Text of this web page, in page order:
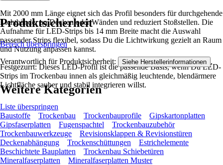
Mit 2000 mm Länge eignet sich das Profil besonders für durchgehende
Lichtbänder an Decken oder Wänden und reduziert Stoßstellen. Die
Aufnahme für LED-Strips bis 14 mm Breite macht die Auswahl
passender Strips flexibel, sodass Du die Lichtwirkung gezielt an Raum
und Nutzung anpassen kannst.
Festgezurrt: Dieses LED-Profil ist die passende Basis, wenn Du LED-
Strips im Trockenbau innen als gleichmäßig leuchtende, blendärmere
Lichtfläche sauber und stabil integrieren willst.
Produktsicherheit
Bereich überspringen
Verantwortlich für Produktsicherheit: Siehe Herstellerinformationen .
Weitere Kategorien
Liste überspringen
Baustoffe
Trockenbau Trockenbauprofile
Gipskartonplatten
Gipsfaserplatten
Fugenspachtel
Trockenbauzubehör
Trockenbauwerkzeuge
Revisionsklappen & Revisionstüren
Deckenabhängung
Trockenschüttungen
Estrichelemente
Beschichtete Bauplatten
Trockenbau Schiebetüren
Mineralfaserplatten
Mineralfaserplatten Muster